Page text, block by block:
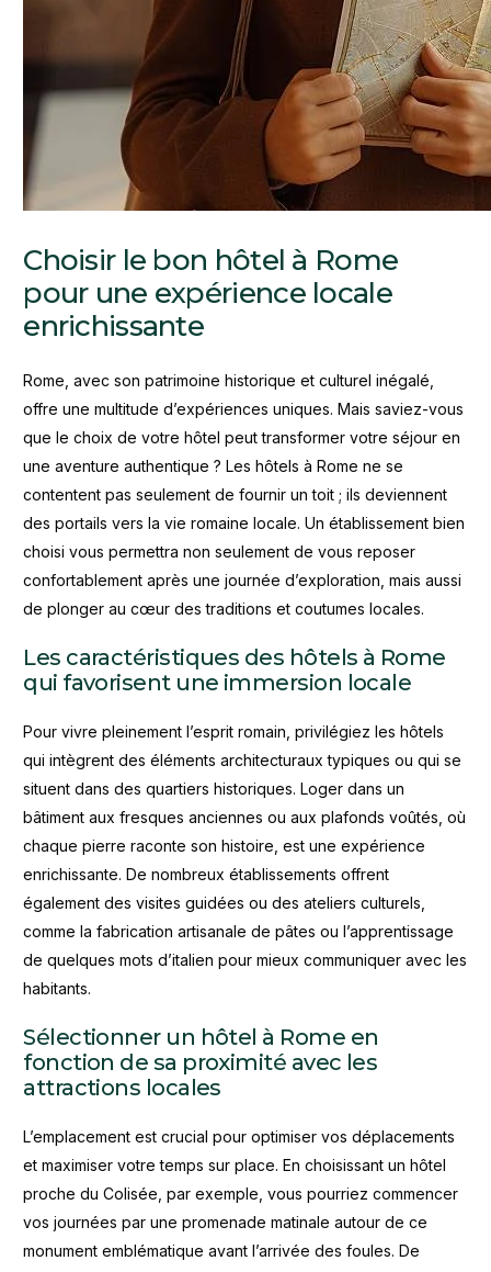
Choisir le bon hôtel à Rome
pour une expérience locale
enrichissante
Rome, avec son patrimoine historique et culturel inégalé,
offre une multitude d’expériences uniques. Mais saviez-vous
que le choix de votre hôtel peut transformer votre séjour en
une aventure authentique ? Les hôtels à Rome ne se
contentent pas seulement de fournir un toit ; ils deviennent
des portails vers la vie romaine locale. Un établissement bien
choisi vous permettra non seulement de vous reposer
confortablement après une journée d’exploration, mais aussi
de plonger au cœur des traditions et coutumes locales.
Les caractéristiques des hôtels à Rome
qui favorisent une immersion locale
Pour vivre pleinement l’esprit romain, privilégiez les hôtels
qui intègrent des éléments architecturaux typiques ou qui se
situent dans des quartiers historiques. Loger dans un
bâtiment aux fresques anciennes ou aux plafonds voûtés, où
chaque pierre raconte son histoire, est une expérience
enrichissante. De nombreux établissements offrent
également des visites guidées ou des ateliers culturels,
comme la fabrication artisanale de pâtes ou l’apprentissage
de quelques mots d’italien pour mieux communiquer avec les
habitants.
Sélectionner un hôtel à Rome en
fonction de sa proximité avec les
attractions locales
L’emplacement est crucial pour optimiser vos déplacements
et maximiser votre temps sur place. En choisissant un hôtel
proche du Colisée, par exemple, vous pourriez commencer
vos journées par une promenade matinale autour de ce
monument emblématique avant l’arrivée des foules. De